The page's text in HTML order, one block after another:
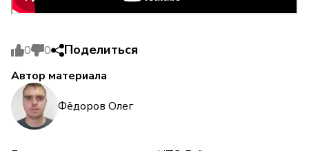
0 0 Поделиться
Автор материала
Фёдоров Олег